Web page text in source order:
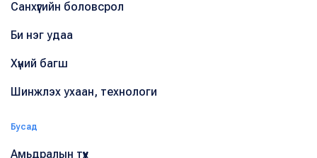
Санхүүгийн боловсрол
Би нэг удаа
Хүний багш
Шинжлэх ухаан, технологи
Бусад
Амьдралын түүх